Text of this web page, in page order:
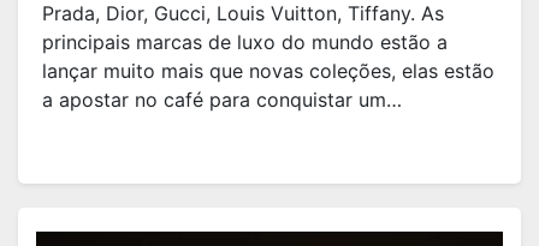
Prada, Dior, Gucci, Louis Vuitton, Tiffany. As
principais marcas de luxo do mundo estão a
lançar muito mais que novas coleções, elas estão
a apostar no café para conquistar um…